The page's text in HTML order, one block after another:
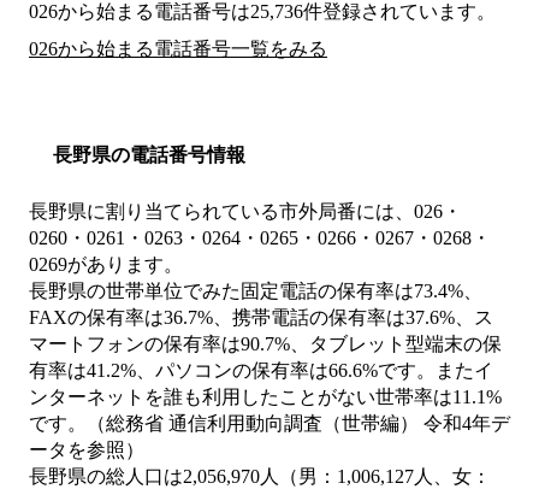
026から始まる電話番号は25,736件登録されています。
026から始まる電話番号一覧をみる
長野県の電話番号情報
長野県に割り当てられている市外局番には、026・
0260・0261・0263・0264・0265・0266・0267・0268・
0269があります。
長野県の世帯単位でみた固定電話の保有率は73.4%、
FAXの保有率は36.7%、携帯電話の保有率は37.6%、ス
マートフォンの保有率は90.7%、タブレット型端末の保
有率は41.2%、パソコンの保有率は66.6%です。またイ
ンターネットを誰も利用したことがない世帯率は11.1%
です。（総務省 通信利用動向調査（世帯編） 令和4年デ
ータを参照）
長野県の総人口は2,056,970人（男：1,006,127人、女：